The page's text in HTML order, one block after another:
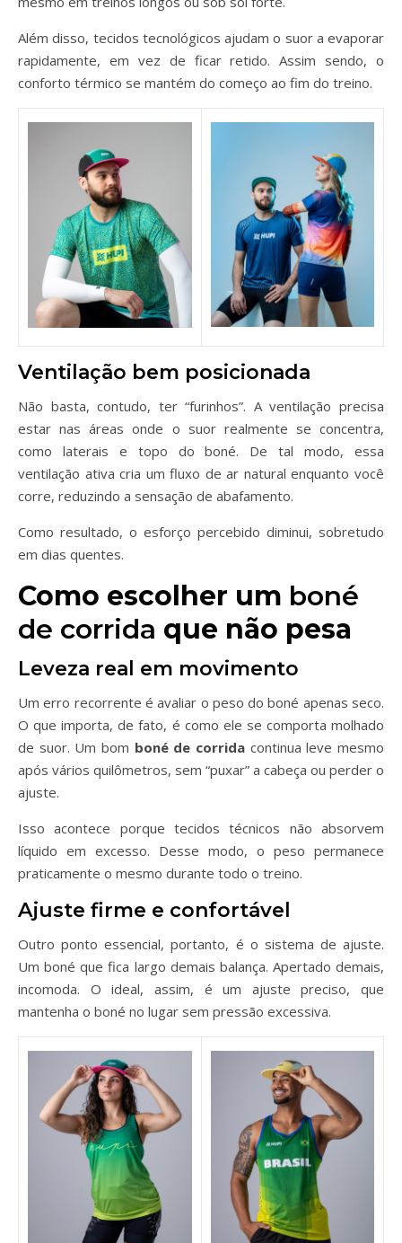
Além disso, tecidos tecnológicos ajudam o suor a evaporar
rapidamente, em vez de ficar retido. Assim sendo, o
conforto térmico se mantém do começo ao fim do treino.
Ventilação bem posicionada
Não basta, contudo, ter “furinhos”. A ventilação precisa
estar nas áreas onde o suor realmente se concentra,
como laterais e topo do boné. De tal modo, essa
ventilação ativa cria um fluxo de ar natural enquanto você
corre, reduzindo a sensação de abafamento.
Como resultado, o esforço percebido diminui, sobretudo
em dias quentes.
Como escolher um boné
de corrida que não pesa
Leveza real em movimento
Um erro recorrente é avaliar o peso do boné apenas seco.
O que importa, de fato, é como ele se comporta molhado
de suor. Um bom boné de corrida continua leve mesmo
após vários quilômetros, sem “puxar” a cabeça ou perder o
ajuste.
Isso acontece porque tecidos técnicos não absorvem
líquido em excesso. Desse modo, o peso permanece
praticamente o mesmo durante todo o treino.
Ajuste firme e confortável
Outro ponto essencial, portanto, é o sistema de ajuste.
Um boné que fica largo demais balança. Apertado demais,
incomoda. O ideal, assim, é um ajuste preciso, que
mantenha o boné no lugar sem pressão excessiva.